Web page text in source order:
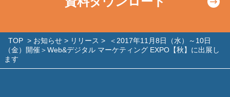
TOP > お知らせ > リリース >
＜2017年11月8日（水）～10日
（金）開催＞Web&デジタル マーケティング EXPO【秋】に出展し
ます